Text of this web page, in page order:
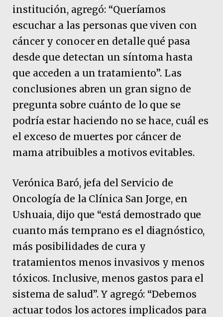
institución, agregó: “Queríamos
escuchar a las personas que viven con
cáncer y conocer en detalle qué pasa
desde que detectan un síntoma hasta
que acceden a un tratamiento”. Las
conclusiones abren un gran signo de
pregunta sobre cuánto de lo que se
podría estar haciendo no se hace, cuál es
el exceso de muertes por cáncer de
mama atribuibles a motivos evitables.
Verónica Baró, jefa del Servicio de
Oncología de la Clínica San Jorge, en
Ushuaia, dijo que “está demostrado que
cuanto más temprano es el diagnóstico,
más posibilidades de cura y
tratamientos menos invasivos y menos
tóxicos. Inclusive, menos gastos para el
sistema de salud”. Y agregó: “Debemos
actuar todos los actores implicados para